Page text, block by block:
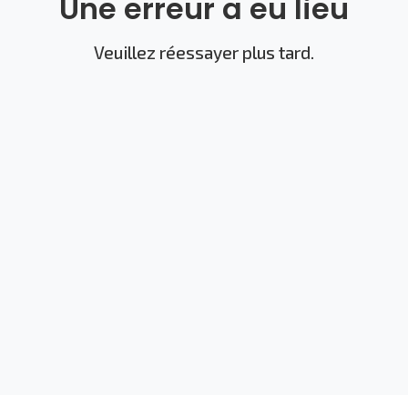
Une erreur a eu lieu
Veuillez réessayer plus tard.